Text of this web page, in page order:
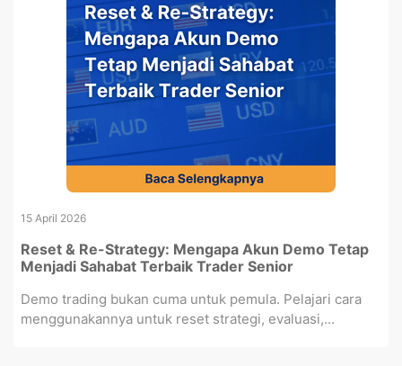
15 April 2026
Reset & Re-Strategy: Mengapa Akun Demo Tetap
Menjadi Sahabat Terbaik Trader Senior
Demo trading bukan cuma untuk pemula. Pelajari cara
menggunakannya untuk reset strategi, evaluasi,...